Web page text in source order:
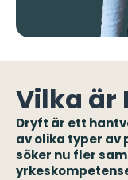
Vilka är
Dryft är ett
av olika typer av
söker nu fler